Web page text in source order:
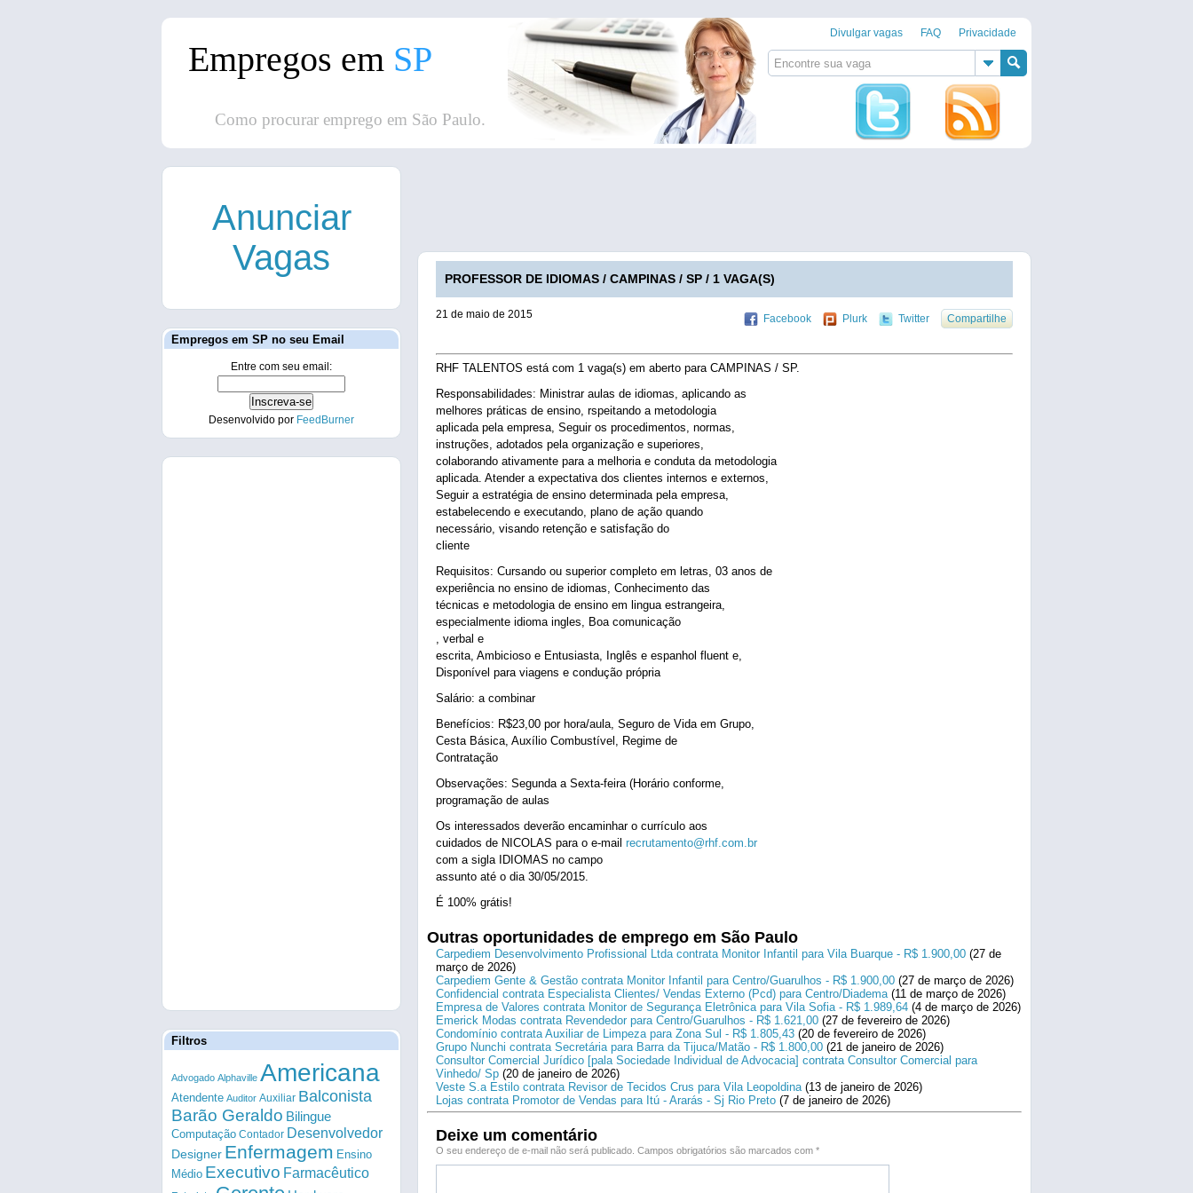
Divulgar vagas FAQ Privacidade
Empregos em SP
Como procurar emprego em São Paulo.
PROFESSOR DE IDIOMAS / CAMPINAS / SP / 1 VAGA(S)
21 de maio de 2015 Facebook Plurk Twitter Compartilhe
RHF TALENTOS está com 1 vaga(s) em aberto para CAMPINAS / SP.
Responsabilidades: Ministrar aulas de idiomas, aplicando as
melhores práticas de ensino, rspeitando a metodologia
aplicada pela empresa, Seguir os procedimentos, normas,
instruções, adotados pela organização e superiores,
colaborando ativamente para a melhoria e conduta da metodologia
aplicada. Atender a expectativa dos clientes internos e externos,
Seguir a estratégia de ensino determinada pela empresa,
estabelecendo e executando, plano de ação quando
necessário, visando retenção e satisfação do
cliente
Requisitos: Cursando ou superior completo em letras, 03 anos de
experiência no ensino de idiomas, Conhecimento das
técnicas e metodologia de ensino em lingua estrangeira,
especialmente idioma ingles, Boa comunicação
, verbal e
escrita, Ambicioso e Entusiasta, Inglês e espanhol fluent e,
Disponível para viagens e condução própria
Salário: a combinar
Benefícios: R$23,00 por hora/aula, Seguro de Vida em Grupo,
Cesta Básica, Auxílio Combustível, Regime de
Contratação
Observações: Segunda a Sexta-feira (Horário conforme,
programação de aulas
Os interessados deverão encaminhar o currículo aos
cuidados de NICOLAS para o e-mail recrutamento@rhf.com.br
com a sigla IDIOMAS no campo
assunto até o dia 30/05/2015.
É 100% grátis!
Outras oportunidades de emprego em São Paulo
Carpediem Desenvolvimento Profissional Ltda contrata Monitor Infantil para Vila Buarque - R$ 1.900,00 (27 de
março de 2026)
Carpediem Gente & Gestão contrata Monitor Infantil para Centro/Guarulhos - R$ 1.900,00 (27 de março de 2026)
Confidencial contrata Especialista Clientes/ Vendas Externo (Pcd) para Centro/Diadema(11 de março de 2026)
Empresa de Valores contrata Monitor de Segurança Eletrônica para Vila Sofia - R$ 1.989,64 (4 de março de 2026)
Emerick Modas contrata Revendedor para Centro/Guarulhos - R$ 1.621,00 (27 de fevereiro de 2026)
Condomínio contrata Auxiliar de Limpeza para Zona Sul - R$ 1.805,43 (20 de fevereiro de 2026)
Grupo Nunchi contrata Secretária para Barra da Tijuca/Matão - R$ 1.800,00 (21 de janeiro de 2026)
Consultor Comercial Jurídico [pala Sociedade Individual de Advocacia] contrata Consultor Comercial para
Vinhedo/ Sp (20 de janeiro de 2026)
Veste S.a Estilo contrata Revisor de Tecidos Crus para Vila Leopoldina(13 de janeiro de 2026)
Lojas contrata Promotor de Vendas para Itú - Ararás - Sj Rio Preto (7 de janeiro de 2026)
Deixe um comentário
O seu endereço de e-mail não será publicado. Campos obrigatórios são marcados com *
Anunciar
Vagas
Empregos em SP no seu Email
Entre com seu email:
Desenvolvido por FeedBurner
Filtros
Advogado Alphaville Americana
Atendente Auditor Auxiliar Balconista
Barão Geraldo Bilingue
Computação Contador Desenvolvedor
Designer Enfermagem Ensino
Médio Executivo Farmacêutico